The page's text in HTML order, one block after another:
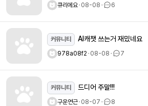
큐리에요ㆍ08-08ㆍ 6
커뮤니티 AI캐챗 쓰는거 재밌네요
978a08f2ㆍ08-08ㆍ 7
커뮤니티 드디어 주말!!!
구운연근ㆍ08-07ㆍ 8